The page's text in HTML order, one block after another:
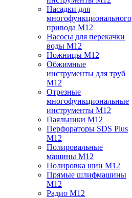
Насадки для
многофункционального
привода M12
Насосы для перекачки
воды M12
Ножницы M12
Обжимные
инструменты для труб
M12
Отрезные
многофункциональные
инструменты M12
Паяльники M12
Перфораторы SDS Plus
M12
Полировальные
машины M12
Полировка шин M12
Прямые шлифмашины
M12
Радио M12